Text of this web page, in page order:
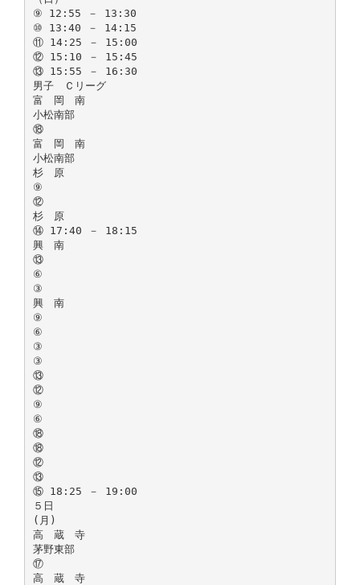
⑨ 12:55 － 13:30
⑩ 13:40 － 14:15
⑪ 14:25 － 15:00
⑫ 15:10 － 15:45
⑬ 15:55 － 16:30
男子 Ｃリーグ
富 岡 南
小松南部
⑱
富 岡 南
小松南部
杉 原
⑨
⑫
杉 原
⑭ 17:40 － 18:15
興 南
⑬
⑥
③
興 南
⑨
⑥
③
③
⑬
⑫
⑨
⑥
⑱
⑱
⑫
⑬
⑮ 18:25 － 19:00
５日
(月)
高 蔵 寺
茅野東部
⑰
高 蔵 寺